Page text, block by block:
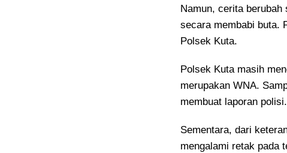
Namun, cerita
secara membabi buta.
Polsek Kuta.
Polsek Kuta masih
merupakan WNA.
membuat laporan polisi.
Sementara, dari
mengalami retak pada